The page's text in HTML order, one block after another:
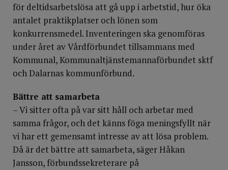
för deltidsarbetslösa att gå upp i arbetstid, hur öka
antalet praktikplatser och lönen som
konkurrensmedel. Inventeringen ska genomföras
under året av Vårdförbundet tillsammans med
Kommunal, Kommunaltjänstemannaförbundet sktf
och Dalarnas kommunförbund.
Bättre att samarbeta
– Vi sitter ofta på var sitt håll och arbetar med
samma frågor, och det känns föga meningsfyllt när
vi har ett gemensamt intresse av att lösa problem.
Då är det bättre att samarbeta, säger Håkan
Jansson, förbundssekreterare på